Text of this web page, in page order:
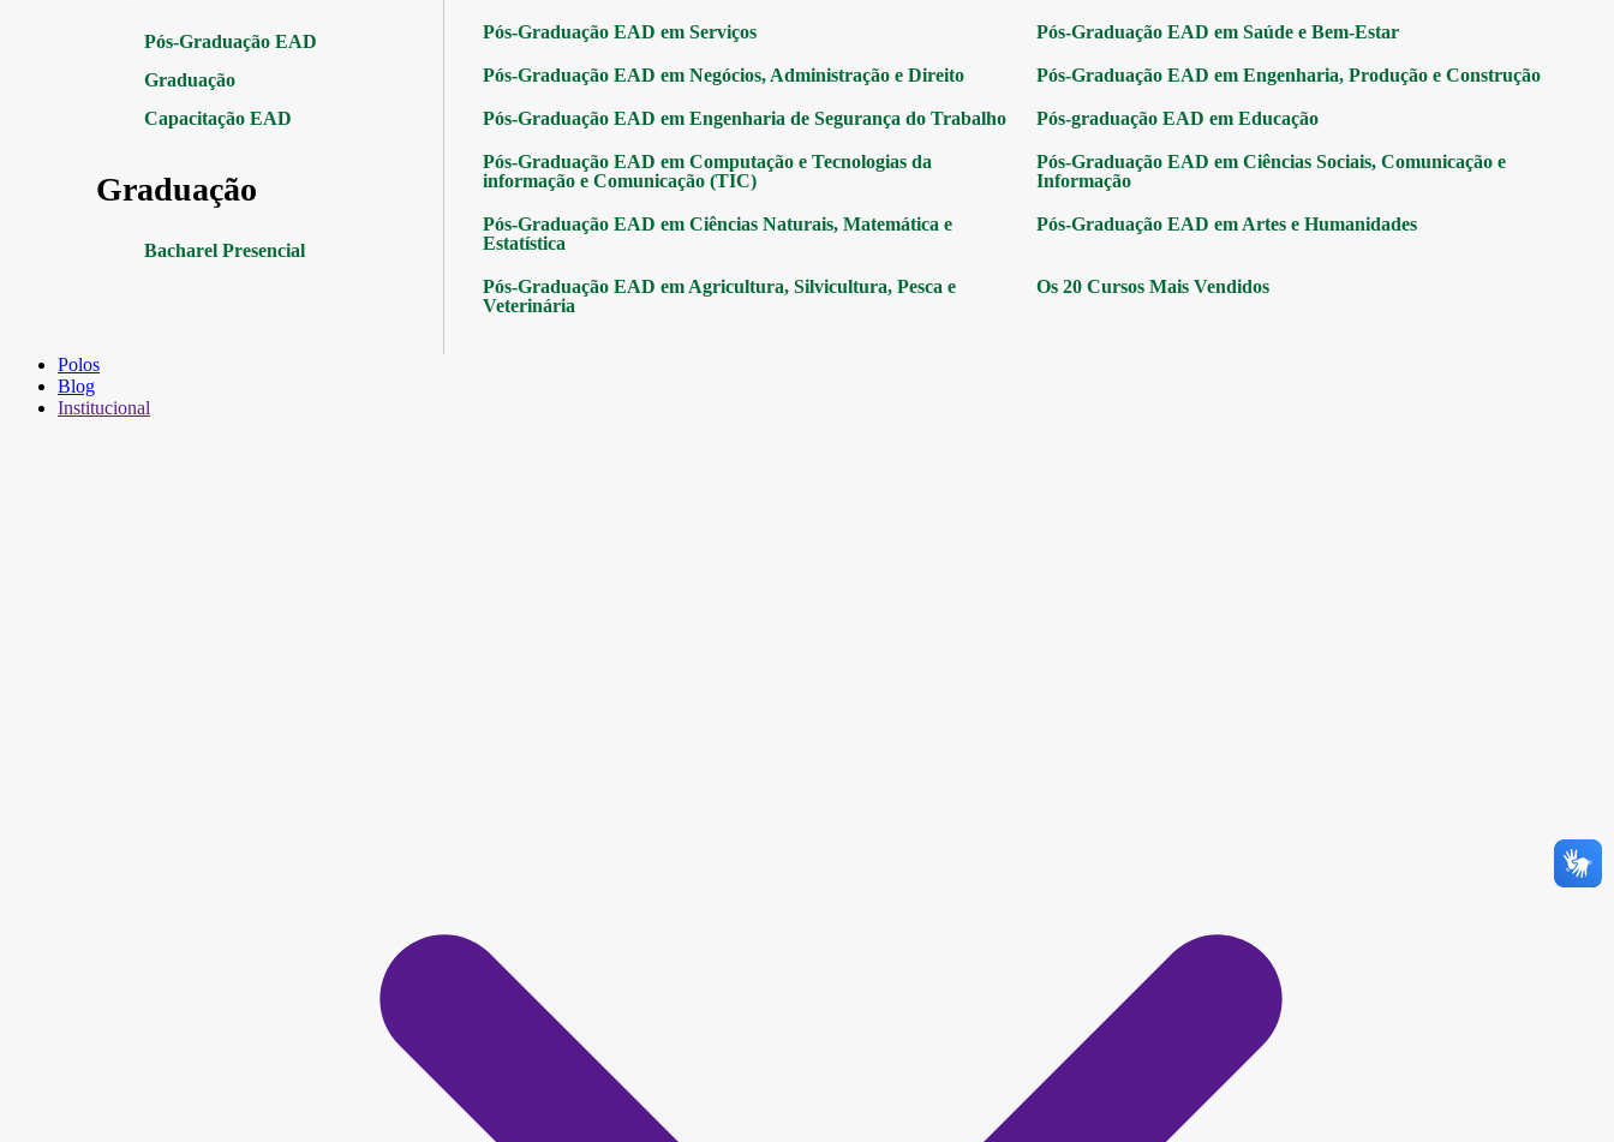
Pós-Graduação EAD
Graduação
Capacitação EAD
Graduação
Bacharel Presencial
Pós-Graduação EAD em Serviços Pós-Graduação EAD em Saúde e Bem-Estar
Pós-Graduação EAD em Negócios, Administração e Direito Pós-Graduação EAD em Engenharia, Produção e Construção
Pós-Graduação EAD em Engenharia de Segurança do Trabalho Pós-graduação EAD em Educação
Pós-Graduação EAD em Computação e Tecnologias da
informação e Comunicação (TIC)
Pós-Graduação EAD em Ciências Sociais, Comunicação e
Informação
Pós-Graduação EAD em Ciências Naturais, Matemática e
Estatística
Pós-Graduação EAD em Artes e Humanidades
Pós-Graduação EAD em Agricultura, Silvicultura, Pesca e
Veterinária
Os 20 Cursos Mais Vendidos
Polos
Blog
Institucional